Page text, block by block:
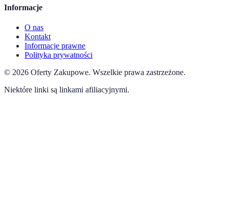
Informacje
O nas
Kontakt
Informacje prawne
Polityka prywatności
© 2026 Oferty Zakupowe. Wszelkie prawa zastrzeżone.
Niektóre linki są linkami afiliacyjnymi.